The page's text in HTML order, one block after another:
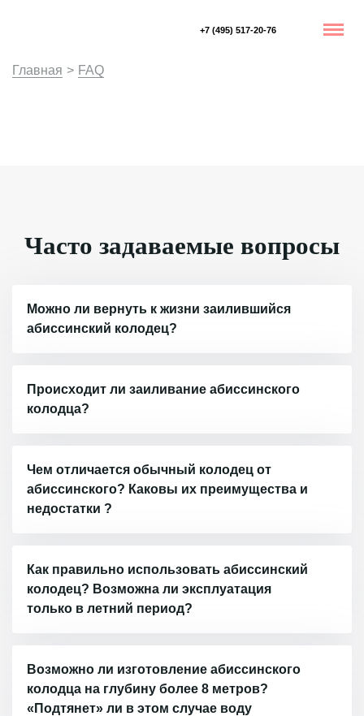
+7 (495) 517-20-76
Главная > FAQ
Часто задаваемые вопросы
Можно ли вернуть к жизни заилившийся
абиссинский колодец?
Происходит ли заиливание абиссинского
колодца?
Чем отличается обычный колодец от
абиссинского? Каковы их преимущества и
недостатки ?
Как правильно использовать абиссинский
колодец? Возможна ли эксплуатация
только в летний период?
Возможно ли изготовление абиссинского
колодца на глубину более 8 метров?
«Подтянет» ли в этом случае воду